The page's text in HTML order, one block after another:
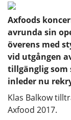
Axfoods
avrunda sin
överens med
vid utgången
tillgänglig som
inleder nu
Klas Balkow
Axfood 2017.